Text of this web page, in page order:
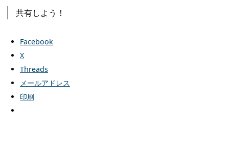
共有しよう！
Facebook
X
Threads
メールアドレス
印刷